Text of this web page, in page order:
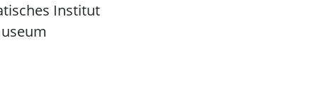
Institut